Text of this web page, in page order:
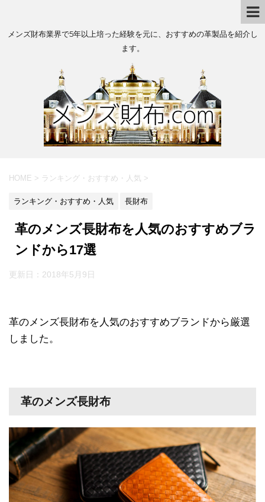
メンズ財布業界で5年以上培った経験を元に、おすすめの革製品を紹介し
ます。
HOME > ランキング・おすすめ・人気 >
ランキング・おすすめ・人気 長財布
革のメンズ長財布を人気のおすすめブラ
ンドから17選
更新日： 2018年5月9日
革のメンズ長財布を人気のおすすめブランドから厳選
しました。
革のメンズ長財布